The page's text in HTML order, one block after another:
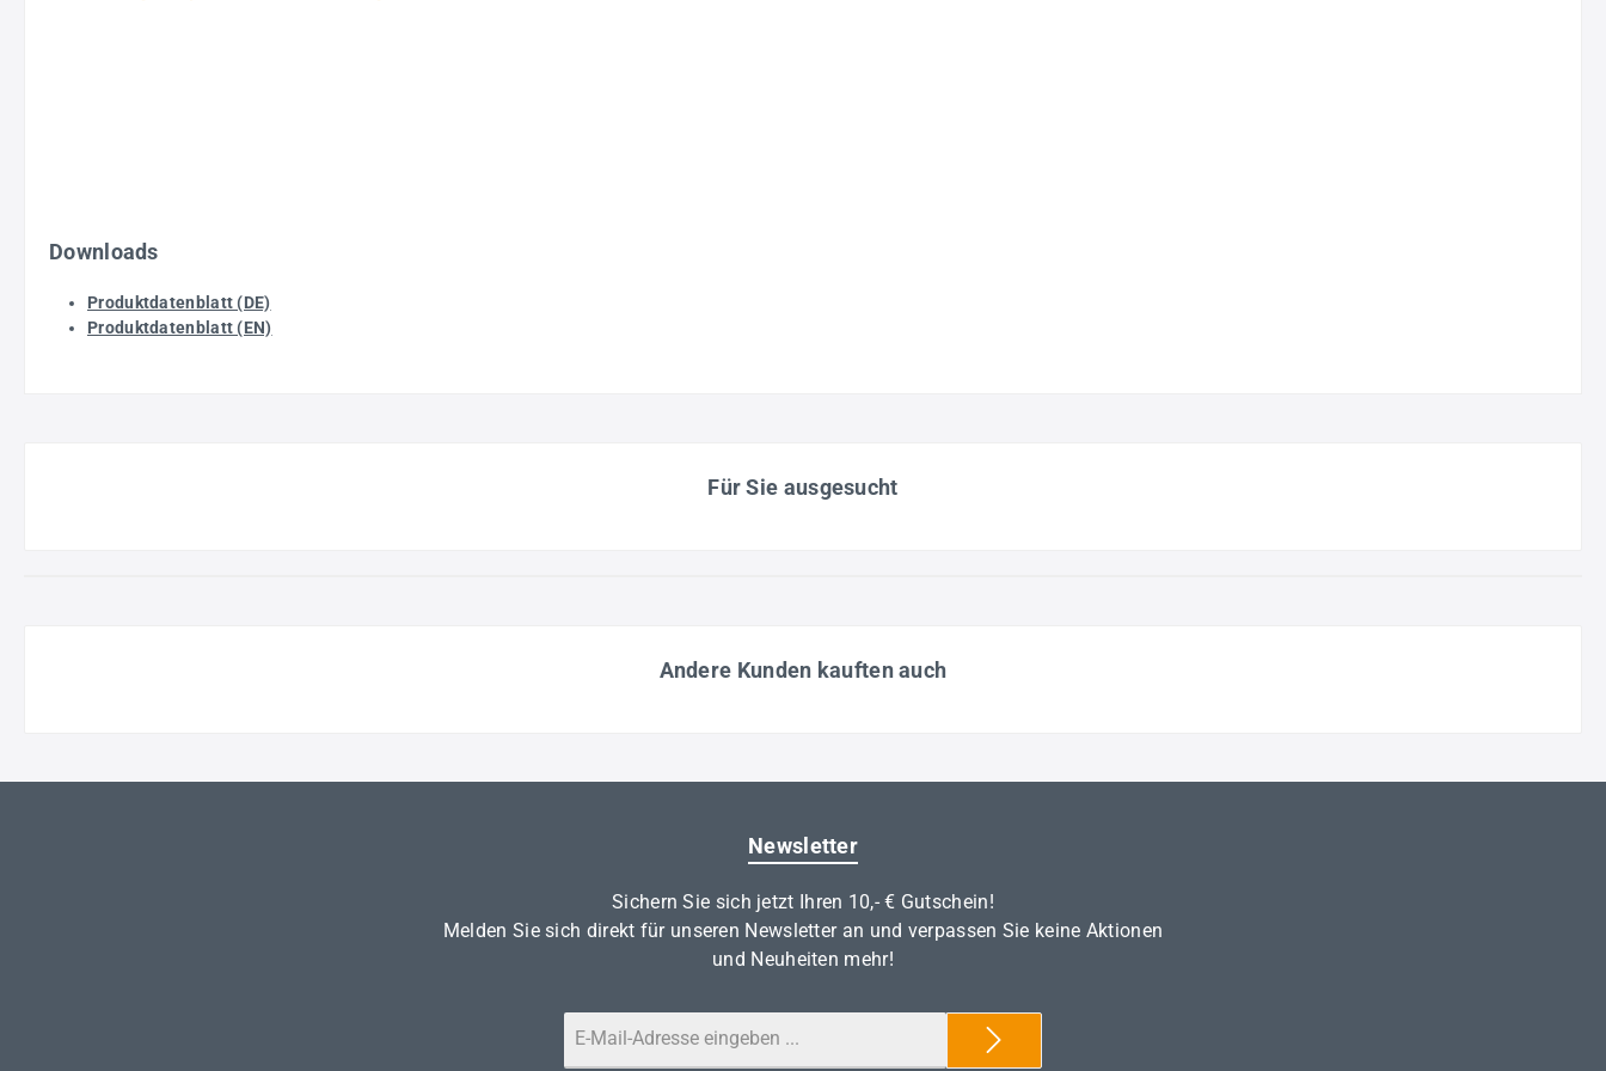
Downloads
Produktdatenblatt (DE)
Produktdatenblatt (EN)
Für Sie ausgesucht
Andere Kunden kauften auch
Newsletter
Sichern Sie sich jetzt Ihren 10,- € Gutschein!
Melden Sie sich direkt für unseren Newsletter an und verpassen Sie keine Aktionen
und Neuheiten mehr!